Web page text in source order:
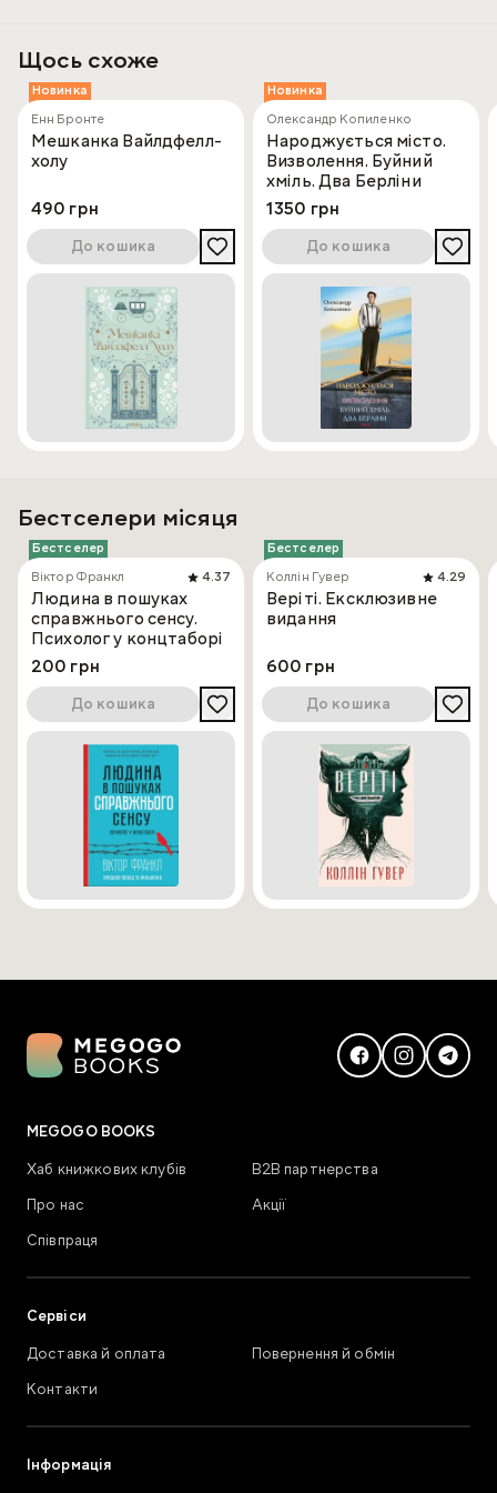
Щось схоже
Новинка
Енн Бронте
Мешканка Вайлдфелл-
холу
490 грн
До кошика
Новинка
Олександр Копиленко
Народжується місто.
Визволення. Буйний
хміль. Два Берліни
1350 грн
До кошика
Бестселери місяця
Бестселер
Віктор Франкл
4.37
Людина в пошуках
справжнього сенсу.
Психолог у концтаборі
200 грн
До кошика
Бестселер
Коллін Гувер
4.29
Веріті. Ексклюзивне
видання
600 грн
До кошика
MEGOGO BOOKS
Хаб книжкових клубів
В2В партнерства
Про нас
Акції
Співпраця
Сервіси
Доставка й оплата
Повернення й обмін
Контакти
Інформація